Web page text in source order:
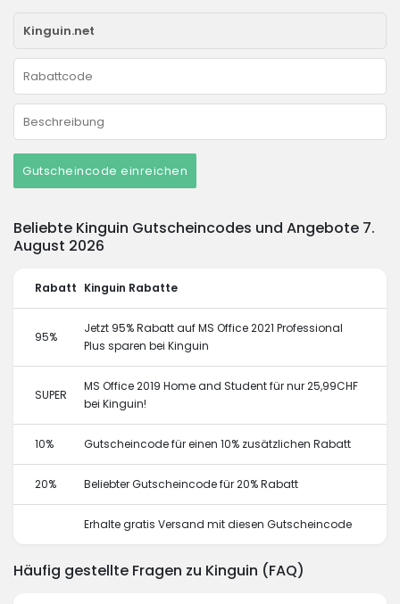
Gutscheincode einreichen
Beliebte Kinguin Gutscheincodes und Angebote 7.
August 2026
Rabatt Kinguin Rabatte
95%
Jetzt 95% Rabatt auf MS Office 2021 Professional
Plus sparen bei Kinguin
SUPER
MS Office 2019 Home and Student für nur 25,99CHF
bei Kinguin!
10% Gutscheincode für einen 10% zusätzlichen Rabatt
20% Beliebter Gutscheincode für 20% Rabatt
Erhalte gratis Versand mit diesen Gutscheincode
Häufig gestellte Fragen zu Kinguin (FAQ)